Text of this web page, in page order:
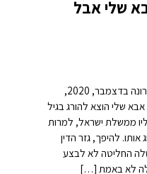
שלי אבל
אבא שלי – דוד אפיק – נפטר מקורונה בדצמבר, 2020,
שלי הוצא להורג בגיל
ממשלת ישראל, למרות
להיפך, גזר הדין
החליטה לא לבצע
לא באמת […]